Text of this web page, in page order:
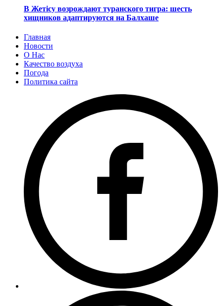
В Жетісу возрождают туранского тигра: шесть
хищников адаптируются на Балхаше
Главная
Новости
О Нас
Качество воздуха
Погода
Политика сайта